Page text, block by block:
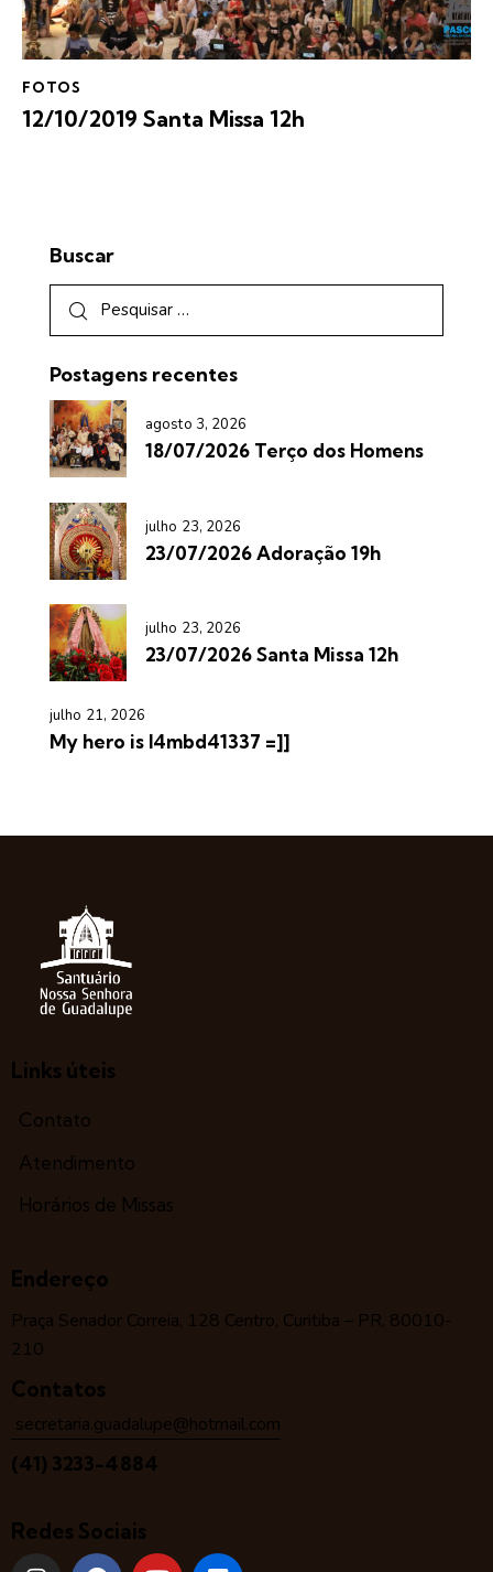
FOTOS
12/10/2019 Santa Missa 12h
Buscar
Postagens recentes
agosto 3, 2026
18/07/2026 Terço dos Homens
julho 23, 2026
23/07/2026 Adoração 19h
julho 23, 2026
23/07/2026 Santa Missa 12h
julho 21, 2026
My hero is l4mbd41337 =]]
Links úteis
Contato
Atendimento
Horários de Missas
Endereço
Praça Senador Correia, 128 Centro, Curitiba – PR, 80010-
210
Contatos
secretaria.guadalupe@hotmail.com
(41) 3233-4884
Redes Sociais